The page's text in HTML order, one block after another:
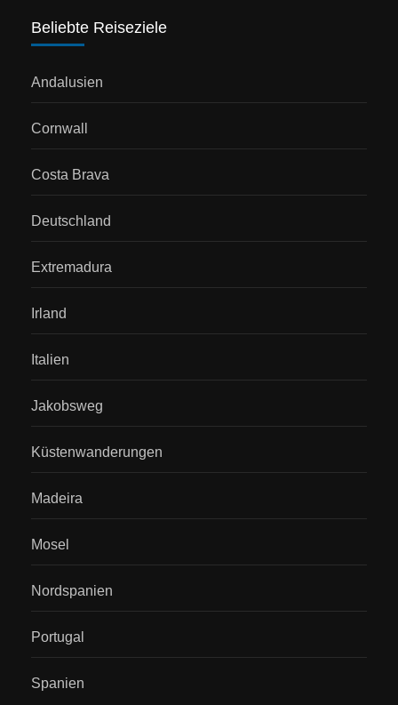
Beliebte Reiseziele
Andalusien
Cornwall
Costa Brava
Deutschland
Extremadura
Irland
Italien
Jakobsweg
Küstenwanderungen
Madeira
Mosel
Nordspanien
Portugal
Spanien